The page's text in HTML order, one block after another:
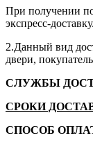
При получении
экспресс-доставку.
2.Данный вид
двери,
СЛУЖБЫ
СРОКИ
СПОСОБ